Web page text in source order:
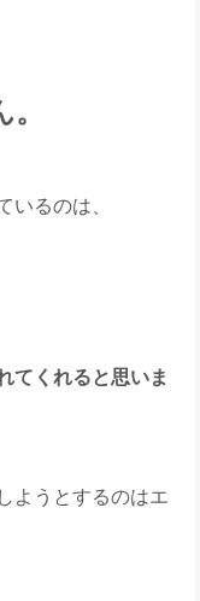
るのは、
てくれると思いま
ようとするのはエ